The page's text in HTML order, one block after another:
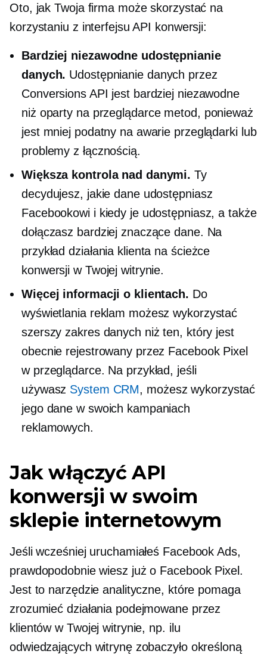
Oto, jak Twoja firma może skorzystać na
korzystaniu z interfejsu API konwersji:
Bardziej niezawodne udostępnianie
danych. Udostępnianie danych przez
Conversions API jest bardziej niezawodne
niż oparty na przeglądarcemetod, ponieważ
jest mniej podatny na awarie przeglądarki lub
problemy z łącznością.
Większa kontrola nad danymi. Ty
decydujesz, jakie dane udostępniasz
Facebookowi i kiedy je udostępniasz, a także
dołączasz bardziej znaczące dane. Na
przykład działania klienta na ścieżce
konwersji w Twojej witrynie.
Więcej informacji o klientach. Do
wyświetlania reklam możesz wykorzystać
szerszy zakres danych niż ten, który jest
obecnie rejestrowany przez Facebook Pixel
w przeglądarce. Na przykład, jeśli
używasz System CRM, możesz wykorzystać
jego dane w swoich kampaniach
reklamowych.
Jak włączyć API
konwersji w swoim
sklepie internetowym
Jeśli wcześniej uruchamiałeś Facebook Ads,
prawdopodobnie wiesz już o Facebook Pixel.
Jest to narzędzie analityczne, które pomaga
zrozumieć działania podejmowane przez
klientów w Twojej witrynie, np. ilu
odwiedzających witrynę zobaczyło określoną